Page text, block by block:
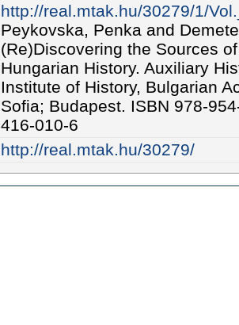
http://real.mtak.hu/30279/1/
Peykovska, Penka and
(Re)Discovering the Sources
Hungarian History. Auxiliary
Institute of History, Bulgarian
Sofia; Budapest. ISBN 978-
416-010-6
http://real.mtak.hu/30279/